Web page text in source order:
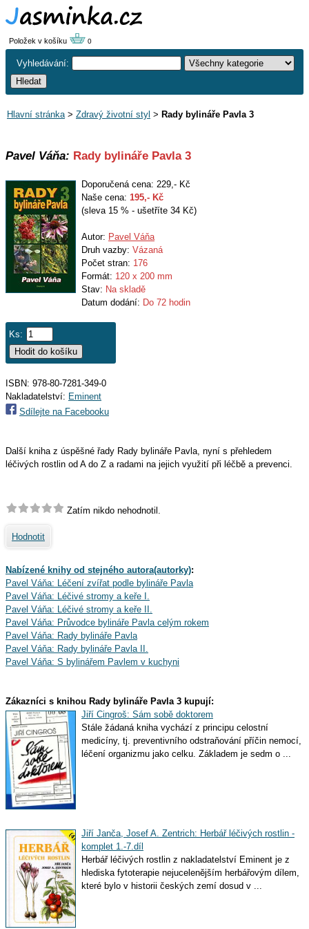
Položek v košíku 0
Vyhledávání:
Hlavní stránka> Zdravý životní styl > Rady bylináře Pavla 3
Pavel Váňa: Rady bylináře Pavla 3
Doporučená cena: 229,- Kč
Naše cena: 195,- Kč
(sleva 15 % - ušetříte 34 Kč)
Autor: Pavel Váňa
Druh vazby: Vázaná
Počet stran: 176
Formát: 120 x 200 mm
Stav: Na skladě
Datum dodání: Do 72 hodin
Ks:
ISBN: 978-80-7281-349-0
Nakladatelství: Eminent
Sdílejte na Facebooku
Další kniha z úspěšné řady Rady bylináře Pavla, nyní s přehledem
léčivých rostlin od A do Z a radami na jejich využití při léčbě a prevenci.
Zatím nikdo nehodnotil.
Hodnotit
Nabízené knihy od stejného autora(autorky):
Pavel Váňa: Léčení zvířat podle bylináře Pavla
Pavel Váňa: Léčivé stromy a keře I.
Pavel Váňa: Léčivé stromy a keře II.
Pavel Váňa: Průvodce bylináře Pavla celým rokem
Pavel Váňa: Rady bylináře Pavla
Pavel Váňa: Rady bylináře Pavla II.
Pavel Váňa: S bylinářem Pavlem v kuchyni
Zákazníci s knihou Rady bylináře Pavla 3 kupují:
Jiří Cingroš: Sám sobě doktorem
Stále žádaná kniha vychází z principu celostní
medicíny, tj. preventivního odstraňování příčin nemocí,
léčení organizmu jako celku. Základem je sedm o ...
Jiří Janča, Josef A. Zentrich: Herbář léčivých rostlin -
komplet 1.-7.díl
Herbář léčivých rostlin z nakladatelství Eminent je z
hlediska fytoterapie nejucelenějším herbářovým dílem,
které bylo v historii českých zemí dosud v ...